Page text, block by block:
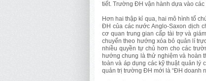
tiết. Trường ĐH vận hành dựa vào
Hơn hai thập kỉ qua, hai mô hình tổ
ĐH của các nước Anglo-Saxon dịch
cơ quan trung gian cấp tài trợ và
chuyển theo hướng xóa bỏ quản lí
nhiều quyền tự chủ hơn cho các
hướng chung là thử nghiệm và hoàn
toàn và áp dụng các kỹ thuật quản lý
quản trị trường ĐH mới là “ĐH doanh